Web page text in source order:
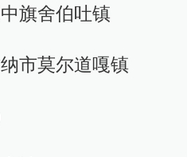
旗舍伯吐镇
市莫尔道嘎镇